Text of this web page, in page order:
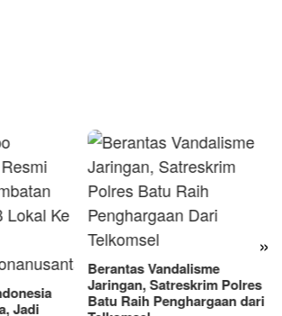
»
Polres
dari
RM OG Alami Kenaikan
Omset di Porprov IX Jatim
2025